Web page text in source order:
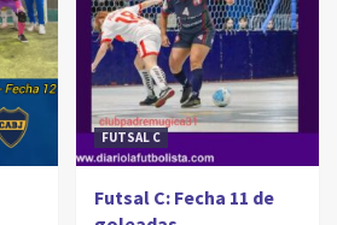
FUTSAL C
Futsal C: Fecha 11 de